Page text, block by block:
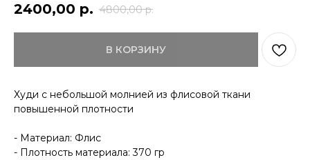
2400,00 р. 4800,00 р.
В КОРЗИНУ
Худи с небольшой молнией из флисовой ткани
повышенной плотности
- Материал: Флис
- Плотность материала: 370 гр
ДОКУМЕНТЫ
КОНТАКТЫ
ОПЛАТА